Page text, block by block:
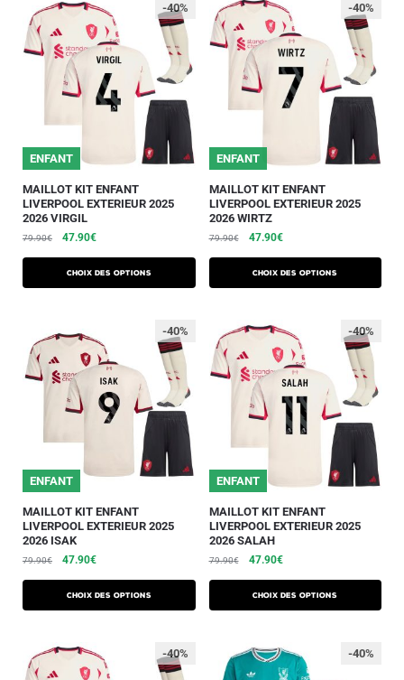
ENFANT
-40%
MAILLOT KIT ENFANT
LIVERPOOL EXTERIEUR 2025
2026 VIRGIL
79.90€ 47.90€
Choix des options
ENFANT
-40%
MAILLOT KIT ENFANT
LIVERPOOL EXTERIEUR 2025
2026 WIRTZ
79.90€ 47.90€
Choix des options
ENFANT
-40%
MAILLOT KIT ENFANT
LIVERPOOL EXTERIEUR 2025
2026 ISAK
79.90€ 47.90€
Choix des options
ENFANT
-40%
MAILLOT KIT ENFANT
LIVERPOOL EXTERIEUR 2025
2026 SALAH
79.90€ 47.90€
Choix des options
-40% -40%